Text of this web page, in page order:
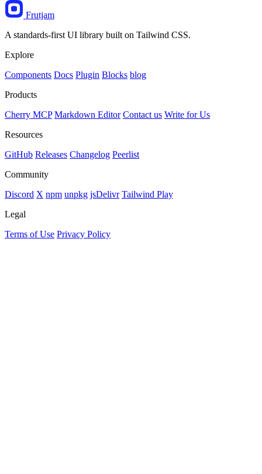
Frutjam
A standards-first UI library built on Tailwind CSS.
Explore
Components Docs Plugin Blocks blog
Products
Cherry MCP Markdown Editor Contact us Write for Us
Resources
GitHub Releases Changelog Peerlist
Community
Discord X npm unpkg jsDelivr Tailwind Play
Legal
Terms of Use Privacy Policy